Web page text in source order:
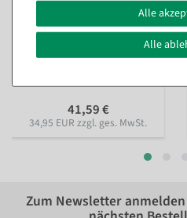
Lebensmittel-Attrappe
41,59 €
34,95 EUR zzgl. ges. MwSt.
Zum Newsletter
Alle
Alle